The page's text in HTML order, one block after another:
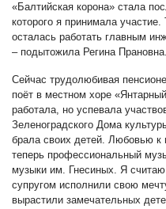
«Балтийская корона» стала
которого я принимала
осталась работать главным
– подытожила Регина Прановна.
Сейчас трудолюбивая
поёт в местном хоре
работала, но успевала
Зеленоградского Дома
брала своих детей. Любовью к
теперь профессиональный
музыки им. Гнесиных. Я
супругом исполнили свою
вырастили замечательных